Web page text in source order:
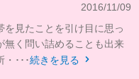
2016/11/09
見たことを引け目に思っ
無く問い詰めることも出来
・･･･続きを見る 